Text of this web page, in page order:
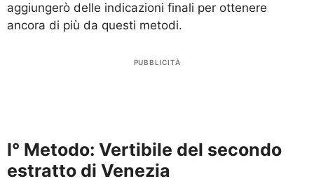
aggiungerò delle indicazioni finali per ottenere
ancora di più da questi metodi.
PUBBLICITÀ
I° Metodo: Vertibile del secondo
estratto di Venezia